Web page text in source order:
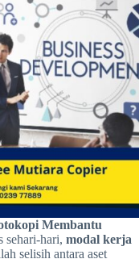
Membantu
sehari-hari, modal kerja
selisih antara aset